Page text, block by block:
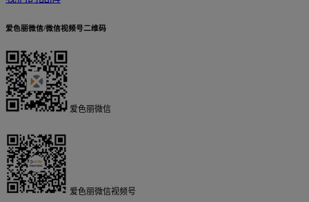
爱色丽微信/微信视频号二维码
爱色丽微信
爱色丽微信视频号